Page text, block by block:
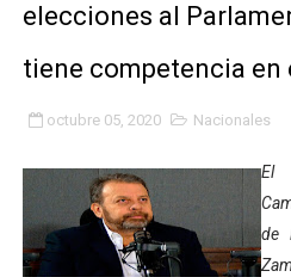
Gobierno bolivariano
Instituto Nacional de
Gobernación de Mérida
elecciones al
tiene competencia en
octubre 05, 2020 Nacionales
El
de